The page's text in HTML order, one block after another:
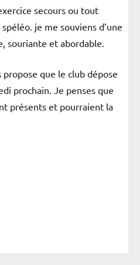
secours ou tout
je me souviens d’une
souriante et abordable.
propose que le club dépose
prochain. Je penses que
présents et pourraient la